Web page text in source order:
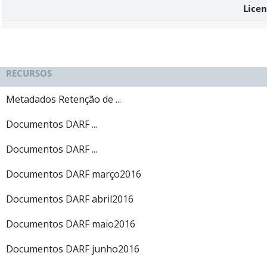
RECURSOS
Metadados Retenção de ...
Documentos DARF ...
Documentos DARF ...
Documentos DARF março2016
Documentos DARF abril2016
Documentos DARF maio2016
Documentos DARF junho2016